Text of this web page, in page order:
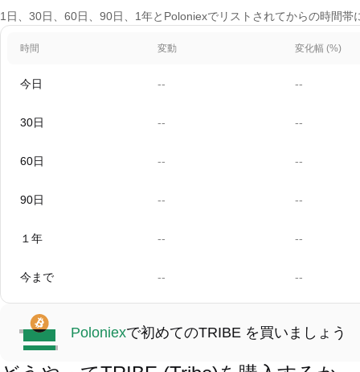
1日、30日、60日、90日、1年とPoloniexでリストされてからの時間
時間 変動 変化幅 (%)
今日 -- --
30日 -- --
60日 -- --
90日 -- --
１年 -- --
今まで -- --
Poloniexで初めてのTRIBE を買いましょう